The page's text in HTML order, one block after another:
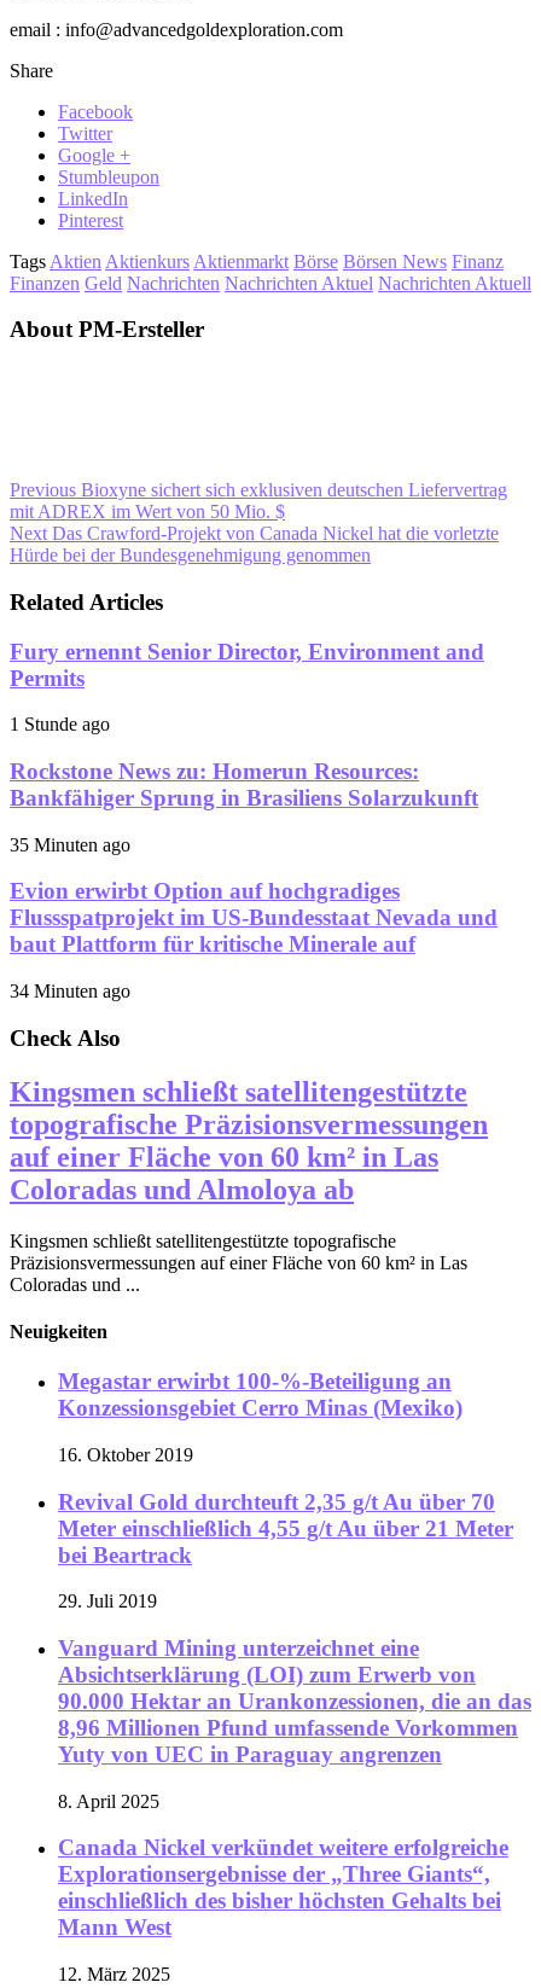
email : info@advancedgoldexploration.com
Share
Facebook
Twitter
Google +
Stumbleupon
LinkedIn
Pinterest
Tags Aktien Aktienkurs Aktienmarkt Börse Börsen News Finanz
Finanzen Geld Nachrichten Nachrichten Aktuel Nachrichten Aktuell
About PM-Ersteller
Previous Bioxyne sichert sich exklusiven deutschen Liefervertrag
mit ADREX im Wert von 50 Mio. $
Next Das Crawford-Projekt von Canada Nickel hat die vorletzte
Hürde bei der Bundesgenehmigung genommen
Related Articles
Fury ernennt Senior Director, Environment and
Permits
1 Stunde ago
Rockstone News zu: Homerun Resources:
Bankfähiger Sprung in Brasiliens Solarzukunft
35 Minuten ago
Evion erwirbt Option auf hochgradiges
Flussspatprojekt im US-Bundesstaat Nevada und
baut Plattform für kritische Minerale auf
34 Minuten ago
Check Also
Kingsmen schließt satellitengestützte
topografische Präzisionsvermessungen
auf einer Fläche von 60 km² in Las
Coloradas und Almoloya ab
Kingsmen schließt satellitengestützte topografische
Präzisionsvermessungen auf einer Fläche von 60 km² in Las
Coloradas und ...
Neuigkeiten
Megastar erwirbt 100-%-Beteiligung an
Konzessionsgebiet Cerro Minas (Mexiko)
16. Oktober 2019
Revival Gold durchteuft 2,35 g/t Au über 70
Meter einschließlich 4,55 g/t Au über 21 Meter
bei Beartrack
29. Juli 2019
Vanguard Mining unterzeichnet eine
Absichtserklärung (LOI) zum Erwerb von
90.000 Hektar an Urankonzessionen, die an das
8,96 Millionen Pfund umfassende Vorkommen
Yuty von UEC in Paraguay angrenzen
8. April 2025
Canada Nickel verkündet weitere erfolgreiche
Explorationsergebnisse der „Three Giants“,
einschließlich des bisher höchsten Gehalts bei
Mann West
12. März 2025